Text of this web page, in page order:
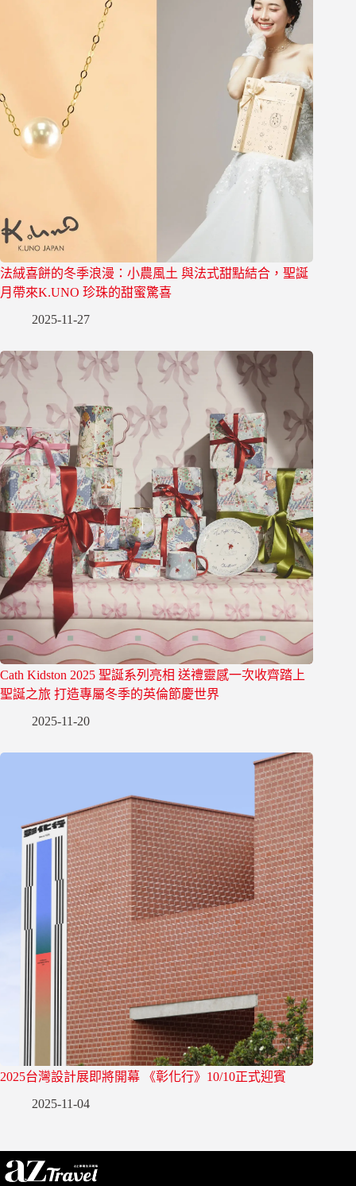
法絨喜餅的冬季浪漫：小農風土 與法式甜點結合，聖誕
月帶來K.UNO 珍珠的甜蜜驚喜
2025-11-27
Cath Kidston 2025 聖誕系列亮相 送禮靈感一次收齊踏上
聖誕之旅 打造專屬冬季的英倫節慶世界
2025-11-20
2025台灣設計展即將開幕 《彰化行》10/10正式迎賓
2025-11-04